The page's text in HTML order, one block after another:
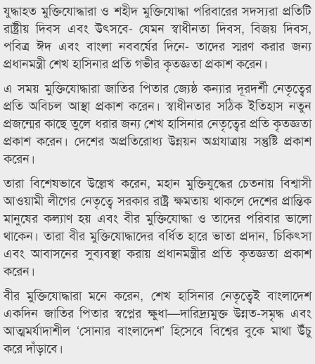
যুদ্ধাহত মুক্তিযোদ্ধারা ও শহীদ মুক্তিযোদ্ধা পরিবারের সদস্যরা প্রতিটি
রাষ্ট্রীয় দিবস এবং উৎসবে- যেমন স্বাধীনতা দিবস, বিজয় দিবস,
পবিত্র ঈদ এবং বাংলা নববর্ষের দিনে- তাদের স্মরণ করার জন্য
প্রধানমন্ত্রী শেখ হাসিনার প্রতি গভীর কৃতজ্ঞতা প্রকাশ করেন।
এ সময় মুক্তিযোদ্ধারা জাতির পিতার জ্যেষ্ঠ কন্যার দূরদর্শী নেতৃত্বের
প্রতি অবিচল আস্থা প্রকাশ করেন। স্বাধীনতার সঠিক ইতিহাস নতুন
প্রজন্মের কাছে তুলে ধরার জন্য শেখ হাসিনার নেতৃত্বের প্রতি কৃতজ্ঞতা
প্রকাশ করেন। দেশের অপ্রতিরোধ্য উন্নয়ন অগ্রযাত্রায় সন্তুষ্টি প্রকাশ
করেন।
তারা বিশেষভাবে উল্লেখ করেন, মহান মুক্তিযুদ্ধের চেতনায় বিশ্বাসী
আওয়ামী লীগের নেতৃত্বে সরকার রাষ্ট্র ক্ষমতায় থাকলে দেশের প্রান্তিক
মানুষের কল্যাণ হয় এবং বীর মুক্তিযোদ্ধা ও তাদের পরিবার ভালো
থাকেন। তারা বীর মুক্তিযোদ্ধাদের বর্ধিত হারে ভাতা প্রদান, চিকিৎসা
এবং আবাসনের সুব্যবস্থা করায় প্রধানমন্ত্রীর প্রতি কৃতজ্ঞতা প্রকাশ
করেন।
বীর মুক্তিযোদ্ধারা মনে করেন, শেখ হাসিনার নেতৃত্বেই বাংলাদেশ
একদিন জাতির পিতার স্বপ্নের ক্ষুধা—দারিদ্র্যমুক্ত উন্নত-সমৃদ্ধ এবং
আত্মমর্যাদাশীল ‘সোনার বাংলাদেশ’ হিসেবে বিশ্বের বুকে মাথা উঁচু
করে দাঁড়াবে।